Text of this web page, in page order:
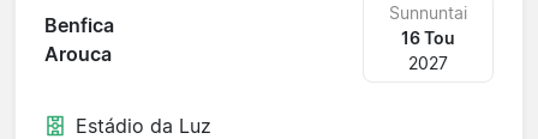
Benfica
Arouca
Sunnuntai
16 Tou
2027
Estádio da Luz